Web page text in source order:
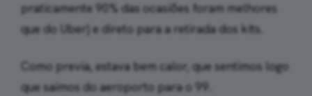
praticamente 90% das ocasiões foram melhores
que do Uber) e direto para a retirada dos kits.
Como previa, estava bem calor, que sentimos logo
que saimos do aeroporto para o 99.